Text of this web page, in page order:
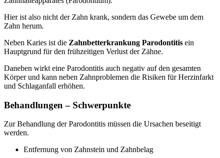
Hier ist also nicht der Zahn krank, sondern das Gewebe um dem
Zahn herum.
Neben Karies ist die Zahnbetterkrankung Parodontitis ein
Hauptgrund für den frühzeitigen Verlust der Zähne.
Daneben wirkt eine Parodontitis auch negativ auf den gesamten
Körper und kann neben Zahnproblemen die Risiken für Herzinfarkt
und Schlaganfall erhöhen.
Behandlungen – Schwerpunkte
Zur Behandlung der Parodontitis müssen die Ursachen beseitigt
werden.
Entfernung von Zahnstein und Zahnbelag